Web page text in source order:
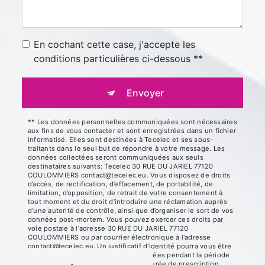
En cochant cette case, j'accepte les
conditions particulières ci-dessous **
Envoyer
** Les données personnelles communiquées sont nécessaires
aux fins de vous contacter et sont enregistrées dans un fichier
informatisé. Elles sont destinées à Tecelec et ses sous-
traitants dans le seul but de répondre à votre message. Les
données collectées seront communiquées aux seuls
destinataires suivants: Tecelec 30 RUE DU JARIEL 77120
COULOMMIERS contact@tecelec.eu. Vous disposez de droits
d’accès, de rectification, d’effacement, de portabilité, de
limitation, d’opposition, de retrait de votre consentement à
tout moment et du droit d’introduire une réclamation auprès
d’une autorité de contrôle, ainsi que d’organiser le sort de vos
données post-mortem. Vous pouvez exercer ces droits par
voie postale à l'adresse 30 RUE DU JARIEL 77120
COULOMMIERS ou par courrier électronique à l'adresse
contact@tecelec.eu. Un justificatif d'identité pourra vous être
demandé. Nous conservons vos données pendant la période